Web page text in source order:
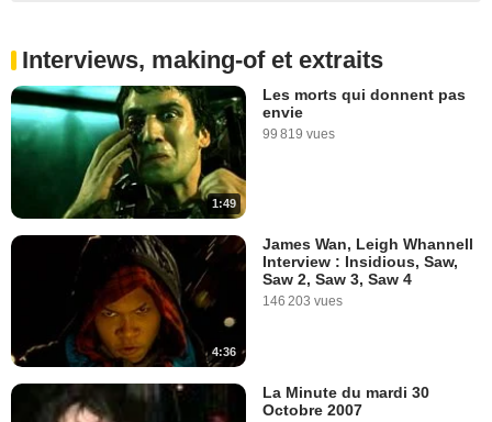
Interviews, making-of et extraits
1:49
Les morts qui donnent pas
envie
99 819 vues
4:36
James Wan, Leigh Whannell
Interview : Insidious, Saw,
Saw 2, Saw 3, Saw 4
146 203 vues
La Minute du mardi 30
Octobre 2007